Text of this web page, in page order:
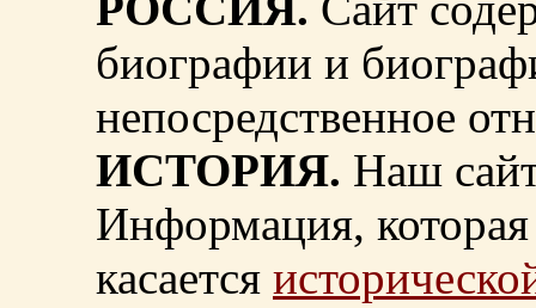
биографии и
непосредственное
ИСТОРИЯ. Наш
Информация, которая
касается